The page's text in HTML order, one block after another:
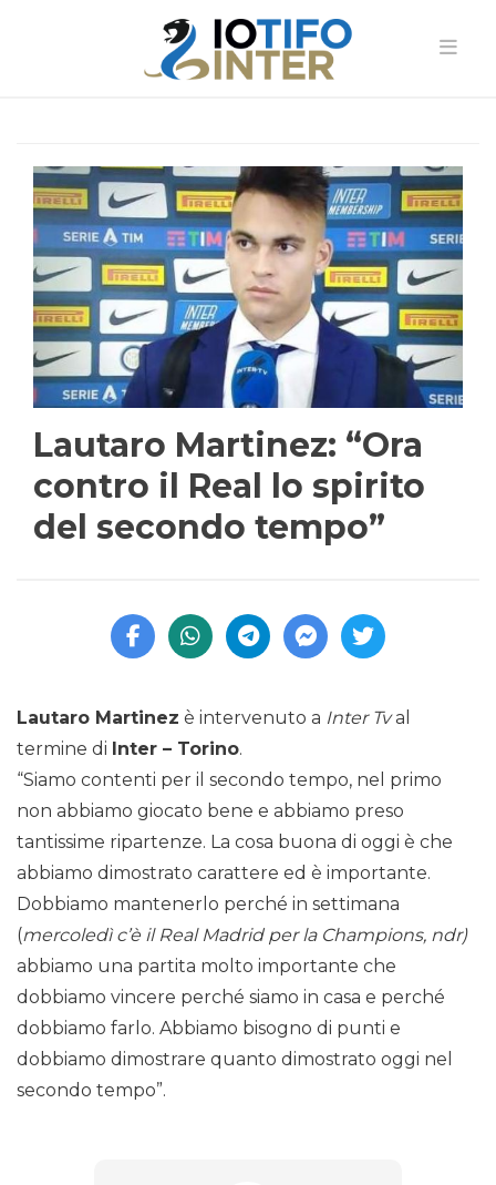
Lautaro Martinez: “Ora
contro il Real lo spirito
del secondo tempo”
Lautaro Martinez è intervenuto a Inter Tval
termine di Inter – Torino.
“Siamo contenti per il secondo tempo, nel primo
non abbiamo giocato bene e abbiamo preso
tantissime ripartenze. La cosa buona di oggi è che
abbiamo dimostrato carattere ed è importante.
Dobbiamo mantenerlo perché in settimana
(mercoledì c’è il Real Madrid per la Champions, ndr)
abbiamo una partita molto importante che
dobbiamo vincere perché siamo in casa e perché
dobbiamo farlo. Abbiamo bisogno di punti e
dobbiamo dimostrare quanto dimostrato oggi nel
secondo tempo”.